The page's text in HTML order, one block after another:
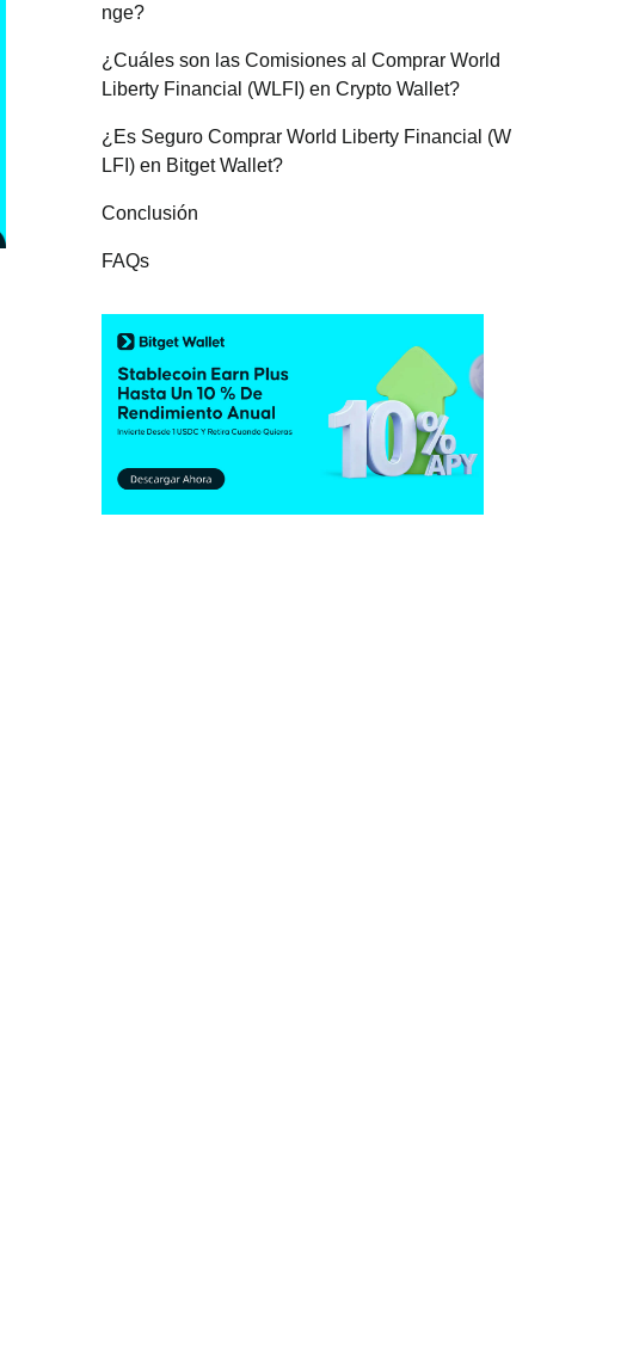
nge?
¿Cuáles son las Comisiones al Comprar World
Liberty Financial (WLFI) en Crypto Wallet?
¿Es Seguro Comprar World Liberty Financial (W
LFI) en Bitget Wallet?
Conclusión
FAQs